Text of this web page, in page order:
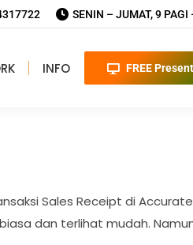
SENIN – JUMAT, 9 PAGI
INFO FREE
Sales Receipt di Accurate
dan terlihat mudah.